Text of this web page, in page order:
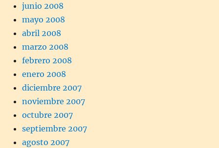
junio 2008
mayo 2008
abril 2008
marzo 2008
febrero 2008
enero 2008
diciembre 2007
noviembre 2007
octubre 2007
septiembre 2007
agosto 2007